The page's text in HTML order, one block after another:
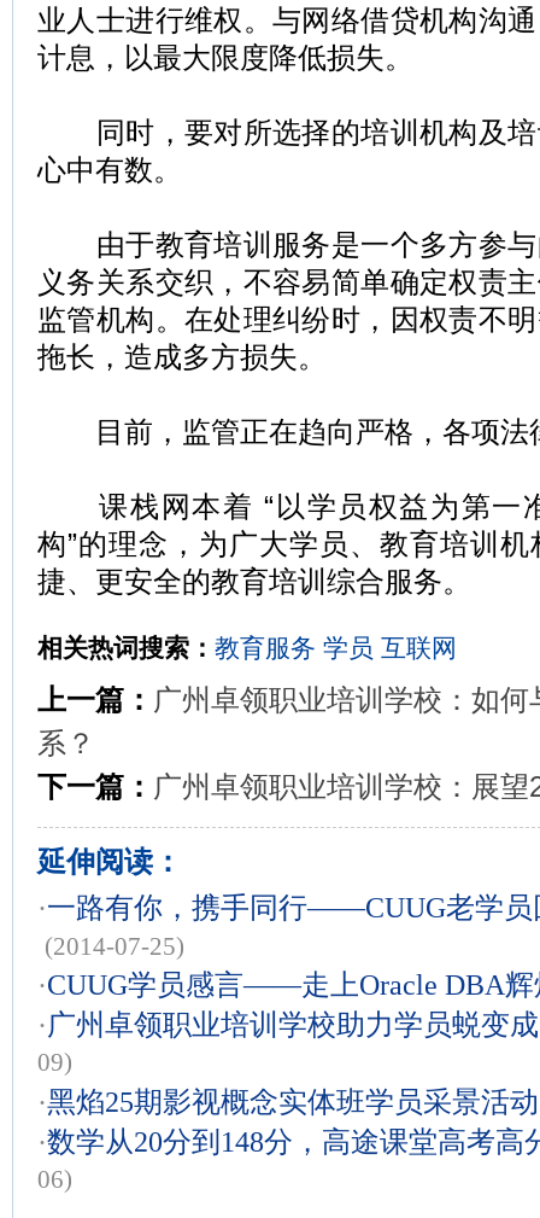
业人士进行维权。与网络借贷机构沟
计息，以最大限度降低损失。
同时，要对所选择的培训机构及培
心中有数。
由于教育培训服务是一个多方参与
义务关系交织，不容易简单确定权责
监管机构。在处理纠纷时，因权责不
拖长，造成多方损失。
目前，监管正在趋向严格，各项法
课栈网本着 “以学员权益为第一
构”的理念，为广大学员、教育培训
捷、更安全的教育培训综合服务。
相关热词搜索： 教育服务 学员 互联网
上一篇： 广州卓领职业培训学校：如
系？
下一篇： 广州卓领职业培训学校：展
延伸阅读：
·一路有你，携手同行——CUUG老学员
(2014-07-25)
·CUUG学员感言——走上Oracle DBA辉
·广州卓领职业培训学校助力学员蜕变
09)
·黑焰25期影视概念实体班学员采景活动
·数学从20分到148分，高途课堂高考高
06)